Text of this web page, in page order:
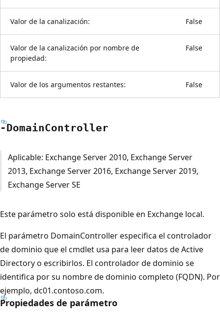
Valor de la canalización: False
Valor de la canalización por nombre de
propiedad:
False
Valor de los argumentos restantes: False
-DomainController
Aplicable: Exchange Server 2010, Exchange Server
2013, Exchange Server 2016, Exchange Server 2019,
Exchange Server SE
Este parámetro solo está disponible en Exchange local.
El parámetro DomainController especifica el controlador
de dominio que el cmdlet usa para leer datos de Active
Directory o escribirlos. El controlador de dominio se
identifica por su nombre de dominio completo (FQDN). Por
ejemplo, dc01.contoso.com.
Propiedades de parámetro